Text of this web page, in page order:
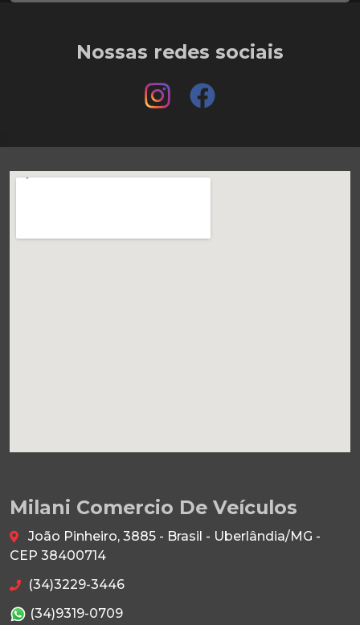
Nossas redes sociais
Milani Comercio De Veículos
João Pinheiro, 3885 - Brasil - Uberlândia/MG -
CEP 38400714
(34)3229-3446
(34)9319-0709